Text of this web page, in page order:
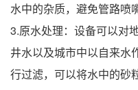
水中的杂质，避免管路喷
3.原水处理：设备可以对
井水以及城市中以自来水
行过滤，可以将水中的砂